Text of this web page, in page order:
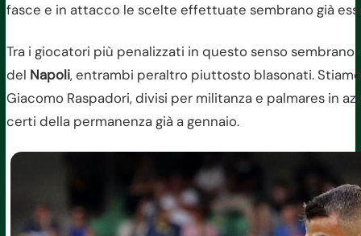
fasce e in attacco le scelte effettuate sembrano già
Tra i giocatori più penalizzati in questo senso
del Napoli, entrambi peraltro piuttosto blasonati.
Giacomo Raspadori, divisi per militanza e palmares in
certi della permanenza già a gennaio.